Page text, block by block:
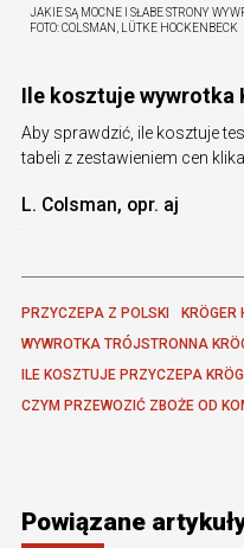
JAKIE SĄ MOCNE I SŁABE STRONY
FOTO:COLSMAN, LÜTKE HOCKENBECK
Ile kosztuje wywrotka
Aby sprawdzić, ile kosztuje
tabeli z zestawieniem cen
L. Colsman, opr. aj
PRZYCZEPA Z POLSKI
KRÖGER
WYWROTKA TRÓJSTRONNA
ILE KOSZTUJE PRZYCZEPA
CZYM PRZEWOZIĆ ZBOŻE OD
Powiązane